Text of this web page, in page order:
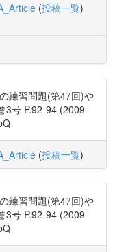
(投稿一覧)
練習問題(第47回)や
3号 P.92-94 (2009-
(投稿一覧)
練習問題(第47回)や
3号 P.92-94 (2009-